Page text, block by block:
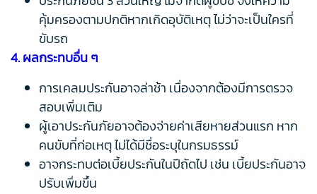
คุ้มครองตามปกติหากเกิดอุบัติเหตุ ไม่ว่าจะเป็นใครที่
ขับรถ
4. ผลกระทบอื่น ๆ
การเคลมประกันอาจล่าช้า เนื่องจากต้องมีการตรวจ
สอบเพิ่มเติม
ผู้เอาประกันภัยอาจต้องจ่ายค่าเสียหายส่วนแรก หาก
คนขับที่ก่อเหตุ ไม่ได้มีชื่อระบุในกรมธรรม์
อาจกระทบต่อเบี้ยประกันในปีถัดไป เช่น เบี้ยประกันอาจ
ปรับเพิ่มขึ้น